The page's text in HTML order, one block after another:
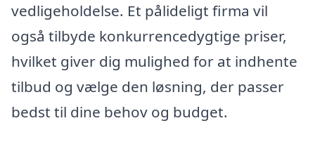
vedligeholdelse. Et pålideligt firma vil
også tilbyde konkurrencedygtige priser,
hvilket giver dig mulighed for at indhente
tilbud og vælge den løsning, der passer
bedst til dine behov og budget.